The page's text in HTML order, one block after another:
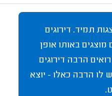
תמיד. דירוגים
מוצגים באותו אופן
הרבה דירוגים
לו הרבה כאלו - יוצא